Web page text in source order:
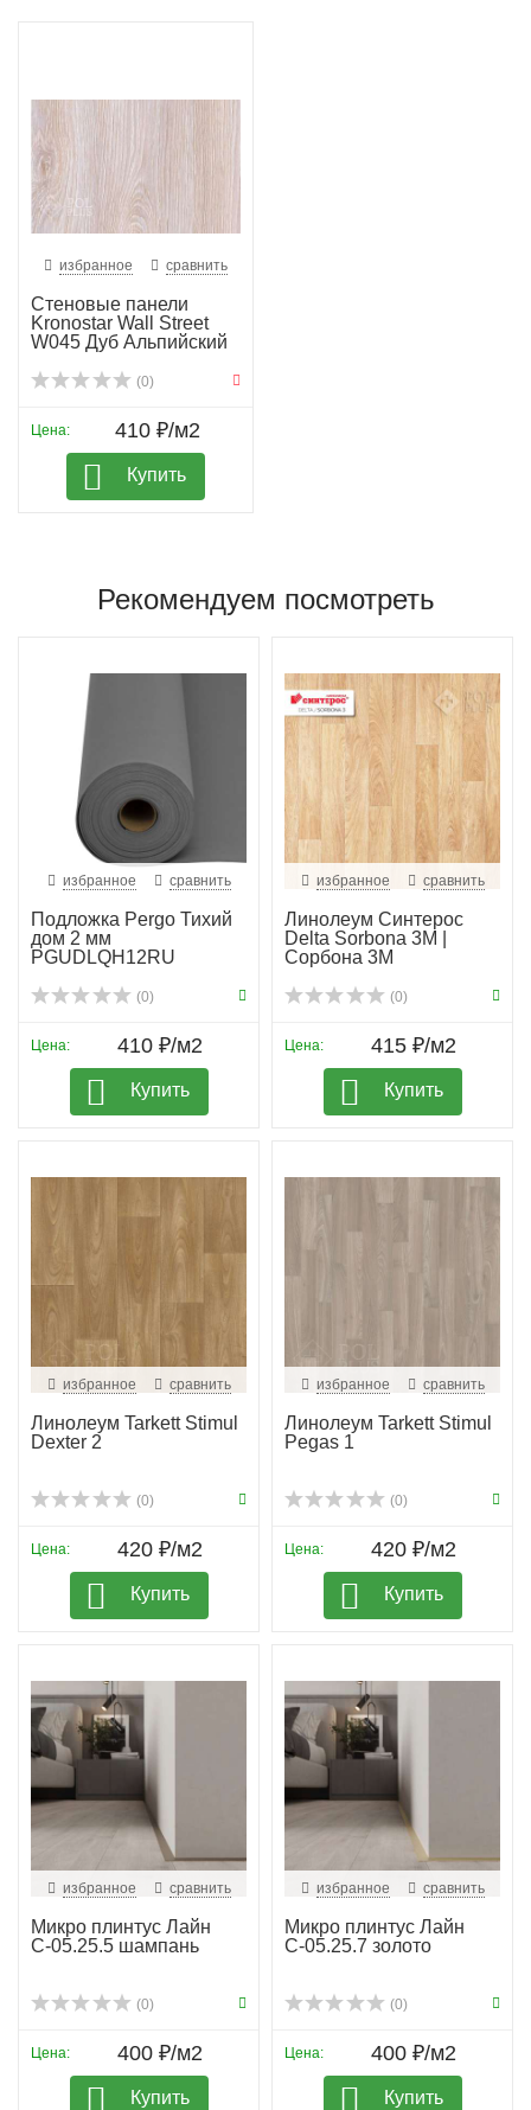
избранное сравнить
Стеновые панели
Kronostar Wall Street
W045 Дуб Альпийский
(0)
Цена: 410 ₽/м2
Купить
Рекомендуем посмотреть
избранное сравнить
Подложка Pergo Тихий
дом 2 мм
PGUDLQH12RU
(0)
Цена: 410 ₽/м2
Купить
избранное сравнить
Линолеум Синтерос
Delta Sorbona 3M |
Сорбона 3М
(0)
Цена: 415 ₽/м2
Купить
избранное сравнить
Линолеум Tarkett Stimul
Dexter 2
(0)
Цена: 420 ₽/м2
Купить
избранное сравнить
Линолеум Tarkett Stimul
Pegas 1
(0)
Цена: 420 ₽/м2
Купить
избранное сравнить
Микро плинтус Лайн
С-05.25.5 шампань
(0)
Цена: 400 ₽/м2
Купить
избранное сравнить
Микро плинтус Лайн
С-05.25.7 золото
(0)
Цена: 400 ₽/м2
Купить